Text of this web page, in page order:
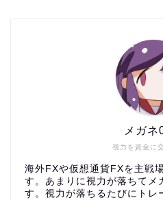
視力を資金に
メガネ
海外FXや仮想通貨FXを主戦
す。あまりに視力が落ちてメ
す。視力が落ちるたびにトレ